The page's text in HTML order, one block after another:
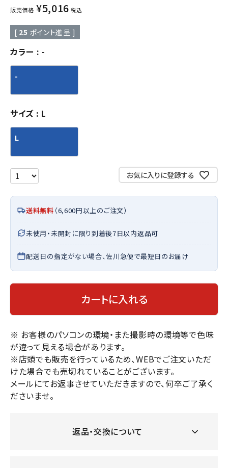
販売価格 ¥5,016 税込
[ 25 ポイント進呈 ]
カラー -
-
サイズ L
L
お気に入りに登録する
送料無料 （6,600円以上のご注文）
未使用・未開封に限り到着後7日以内返品可
配送日の指定がない場合、佐川急便で最短日のお届け
カートに入れる
※ お客様のパソコンの環境・また撮影時の環境等で色味
が違って見える場合があります。
※店頭でも販売を行っているため、WEBでご注文いただ
けた場合でも売切れていることがございます。
メールにてお返事させていただきますので、何卒ご了承く
ださいませ。
返品・交換について